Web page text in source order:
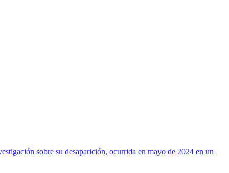
sobre su desaparición, ocurrida en mayo de 2024 en un